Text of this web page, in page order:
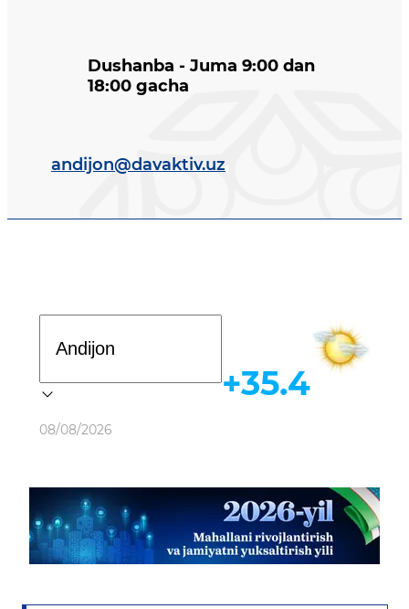
Dushanba - Juma 9:00 dan
18:00 gacha
andijon@davaktiv.uz
Ob-havo
08/08/2026
+35.4